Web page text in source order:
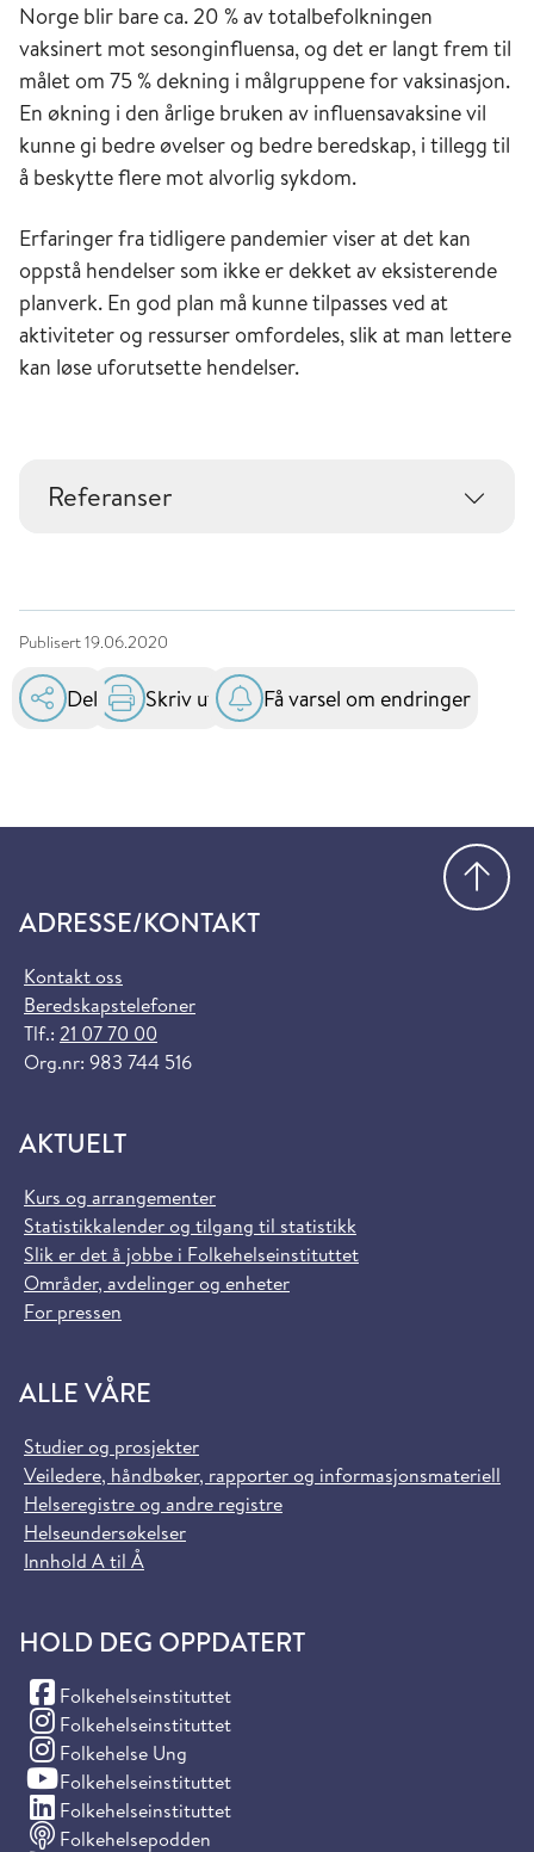
Norge blir bare ca. 20 % av totalbefolkningen
vaksinert mot sesonginfluensa, og det er langt frem til
målet om 75 % dekning i målgruppene for vaksinasjon.
En økning i den årlige bruken av influensavaksine vil
kunne gi bedre øvelser og bedre beredskap, i tillegg til
å beskytte flere mot alvorlig sykdom.
Erfaringer fra tidligere pandemier viser at det kan
oppstå hendelser som ikke er dekket av eksisterende
planverk. En god plan må kunne tilpasses ved at
aktiviteter og ressurser omfordeles, slik at man lettere
kan løse uforutsette hendelser.
Referanser
Publisert19.06.2020
Del Skriv ut Få varsel om endringer
ADRESSE/KONTAKT
Kontakt oss
Beredskapstelefoner
Tlf.: 21 07 70 00
Org.nr: 983 744 516
AKTUELT
Kurs og arrangementer
Statistikkalender og tilgang til statistikk
Slik er det å jobbe i Folkehelseinstituttet
Områder, avdelinger og enheter
For pressen
ALLE VÅRE
Studier og prosjekter
Veiledere, håndbøker, rapporter og informasjonsmateriell
Helseregistre og andre registre
Helseundersøkelser
Innhold A til Å
HOLD DEG OPPDATERT
Folkehelseinstituttet
(Facebook)
Folkehelseinstituttet
(Instagram)
Folkehelse Ung
(Instagram)
Folkehelseinstituttet
(YouTube)
Folkehelseinstituttet
(LinkedIn)
Folkehelsepodden